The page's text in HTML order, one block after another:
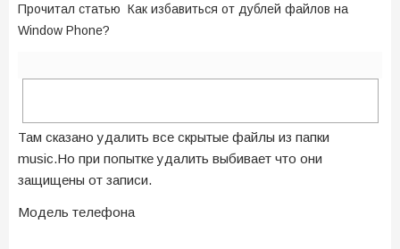
Прочитал статью Как избавиться от дублей файлов на
Window Phone?
Там сказано удалить все скрытые файлы из папки
music.Но при попытке удалить выбивает что они
защищены от записи.
Модель телефона